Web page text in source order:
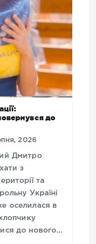
до
2026
Дмитро
з
та
Україні
оселилася в
до нового…